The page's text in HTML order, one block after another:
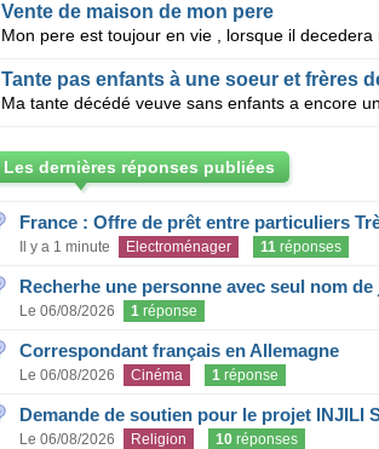
Vente de maison de mon pere
Tante pas enfants à une soeur et frères
Les dernières réponses publiées
France : Offre de prêt entre particuliers
Il y a 1 minute Electroménager 11réponses
Recherhe une personne avec seul nom de
Le 06/08/2026 1réponse
Correspondant français en Allemagne
Le 06/08/2026 Cinéma 1réponse
Demande de soutien pour le projet INJILI
Le 06/08/2026 Religion 10réponses